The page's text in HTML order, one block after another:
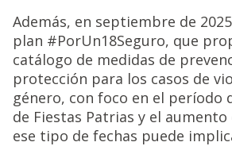
Además, en septiembre de
plan #PorUn18Seguro, que
catálogo de medidas de
protección para los casos de
género, con foco en el período
de Fiestas Patrias y el
ese tipo de fechas puede